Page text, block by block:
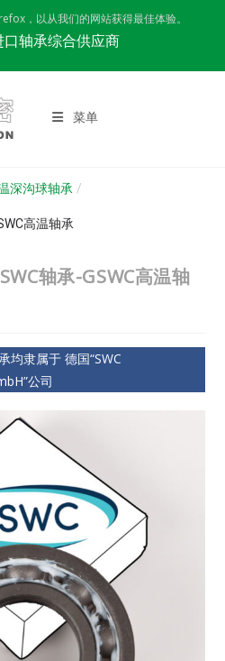
，以从我们的网站获得最佳体验。
轴承综合供应商
菜单
深沟球轴承 /
高温轴承
轴承-GSWC高温轴
均隶属于 德国“SWC
公司